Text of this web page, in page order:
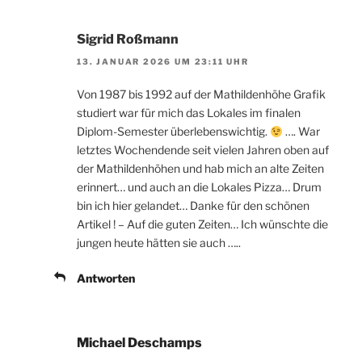
Sigrid Roßmann
13. JANUAR 2026 UM 23:11 UHR
Von 1987 bis 1992 auf der Mathildenhöhe Grafik
studiert war für mich das Lokales im finalen
Diplom-Semester überlebenswichtig.
…. War
letztes Wochendende seit vielen Jahren oben auf
der Mathildenhöhen und hab mich an alte Zeiten
erinnert… und auch an die Lokales Pizza… Drum
bin ich hier gelandet… Danke für den schönen
Artikel ! – Auf die guten Zeiten… Ich wünschte die
jungen heute hätten sie auch …..
Antworten
Michael Deschamps